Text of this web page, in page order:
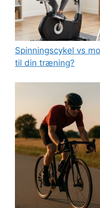
Spinningscykel vs
til din træning?